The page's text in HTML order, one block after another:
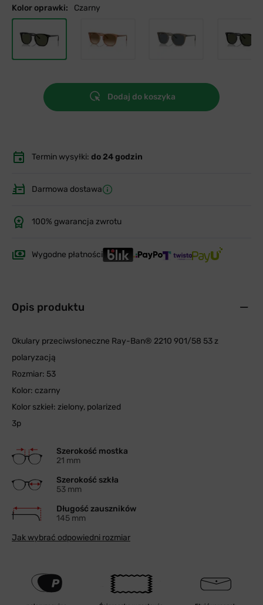
Kolor oprawki: Czarny
Dodaj do koszyka
Termin wysyłki: do 24 godzin
Darmowa dostawa
100% gwarancja zwrotu
Wygodne płatności
Opis produktu
Okulary przeciwsłoneczne Ray-Ban® 2210 901/58 53 z
polaryzacją
Rozmiar: 53
Kolor: czarny
Kolor szkieł: zielony, polarized
3p
Szerokość mostka
21 mm
Szerokość szkła
53 mm
Długość zauszników
145 mm
Jak wybrać odpowiedni rozmiar